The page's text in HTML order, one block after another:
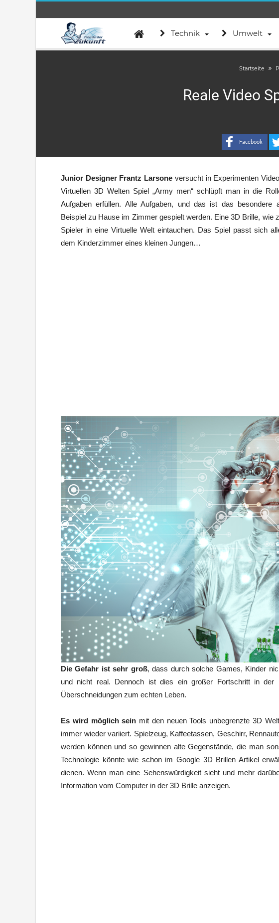
Technik Umwelt
Startseite
Reale Video
Facebook
Junior Designer Frantz Larsone versucht in Experimenten
Virtuellen 3D Welten Spiel „Army men“ schlüpft man in die
Aufgaben erfüllen. Alle Aufgaben, und das ist das
Beispiel zu Hause im Zimmer gespielt werden. Eine 3D Brille, wie
Spieler in eine Virtuelle Welt eintauchen. Das Spiel passt sich
dem Kinderzimmer eines kleinen Jungen…
Die Gefahr ist sehr groß, dass durch solche Games, Kinder
und nicht real. Dennoch ist dies ein großer Fortschritt in der
Überschneidungen zum echten Leben.
Es wird möglich sein mit den neuen Tools unbegrenzte 3D
immer wieder variiert. Spielzeug, Kaffeetassen, Geschirr,
werden können und so gewinnen alte Gegenstände, die man
Technologie könnte wie schon im Google 3D Brillen Artikel
dienen. Wenn man eine Sehenswürdigkeit sieht und mehr
Information vom Computer in der 3D Brille anzeigen.